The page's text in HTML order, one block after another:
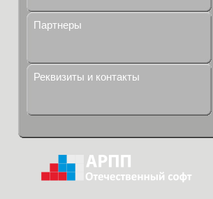
Партнеры
Реквизиты и контакты